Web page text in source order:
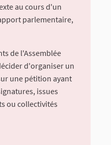
au cours d'un
parlementaire,
de l'Assemblée
d'organiser un
une pétition ayant
issues
ou collectivités